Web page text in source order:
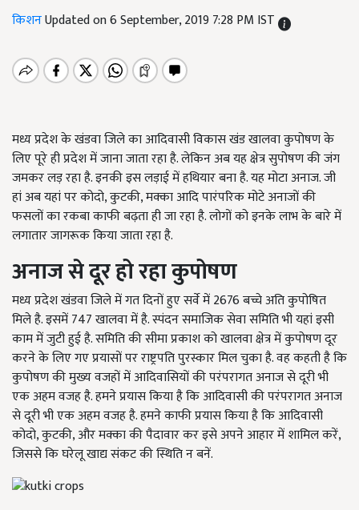
किशनUpdated on 6 September, 2019 7:28 PM IST
मध्य प्रदेश के खंडवा जिले का आदिवासी विकास खंड खालवा कुपोषण के
लिए पूरे ही प्रदेश में जाना जाता रहा है. लेकिन अब यह क्षेत्र सुपोषण की जंग
जमकर लड़ रहा है. इनकी इस लड़ाई में हथियार बना है. यह मोटा अनाज. जी
हां अब यहां पर कोदो, कुटकी, मक्का आदि पारंपरिक मोटे अनाजों की
फसलों का रकबा काफी बढ़ता ही जा रहा है. लोगों को इनके लाभ के बारे में
लगातार जागरूक किया जाता रहा है.
अनाज से दूर हो रहा कुपोषण
मध्य प्रदेश खंडवा जिले में गत दिनों हुए सर्वे में 2676 बच्चे अति कुपोषित
मिले है. इसमें 747 खालवा में है. स्पंदन समाजिक सेवा समिति भी यहां इसी
काम में जुटी हुई है. समिति की सीमा प्रकाश को खालवा क्षेत्र में कुपोषण दूर
करने के लिए गए प्रयासों पर राष्ट्रपति पुरस्कार मिल चुका है. वह कहती है कि
कुपोषण की मुख्य वजहों में आदिवासियों की परंपरागत अनाज से दूरी भी
एक अहम वजह है. हमने प्रयास किया है कि आदिवासी की परंपरागत अनाज
से दूरी भी एक अहम वजह है. हमने काफी प्रयास किया है कि आदिवासी
कोदो, कुटकी, और मक्का की पैदावार कर इसे अपने आहार में शामिल करें,
जिससे कि घरेलू खाद्य संकट की स्थिति न बनें.